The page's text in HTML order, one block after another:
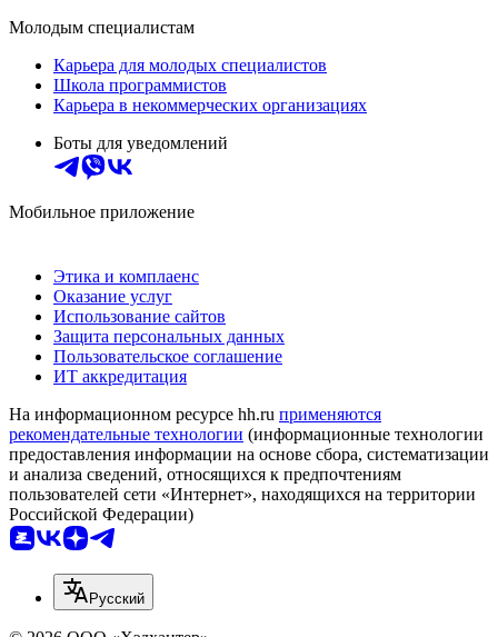
Молодым специалистам
Карьера для молодых специалистов
Школа программистов
Карьера в некоммерческих организациях
Боты для уведомлений
Мобильное приложение
Этика и комплаенс
Оказание услуг
Использование сайтов
Защита персональных данных
Пользовательское соглашение
ИТ аккредитация
На информационном ресурсе hh.ru применяются
рекомендательные технологии (информационные технологии
предоставления информации на основе сбора, систематизации
и анализа сведений, относящихся к предпочтениям
пользователей сети «Интернет», находящихся на территории
Российской Федерации)
Русский